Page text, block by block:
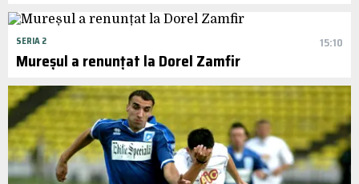
SERIA 2 15:10
Mureșul a renunțat la Dorel Zamfir